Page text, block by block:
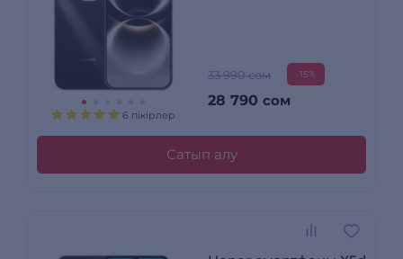
6 пікірлер
33 990 сом -15%
28 790 сом
Сатып алу